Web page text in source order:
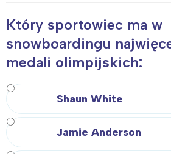
Który sportowiec ma w
snowboardingu
medali olimpijskich:
Shaun White
Jamie Anderson